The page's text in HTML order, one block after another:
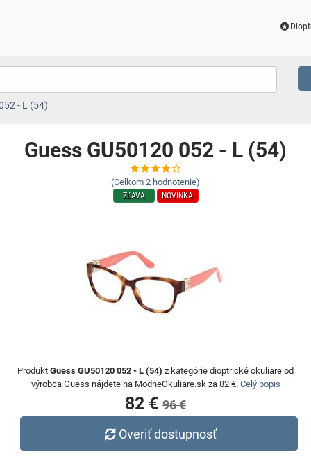
- L (54)
Guess GU50120 052 - L (54)
(Celkom 2 hodnotenie)
ZĽAVA NOVINKA
Produkt Guess GU50120 052 - L (54) z kategórie dioptrické okuliare od
výrobca Guess nájdete na ModneOkuliare.sk za 82 €. Celý popis
82 € 96 €
Overiť dostupnosť